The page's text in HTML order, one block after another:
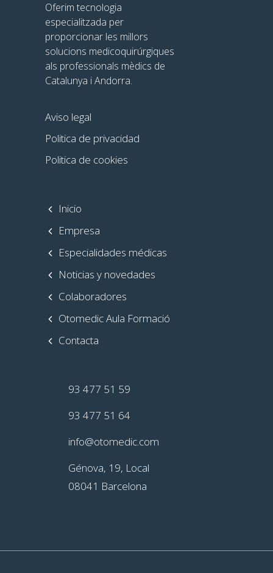
Oferim tecnologia
especialitzada per
proporcionar les millors
solucions medicoquirúrgiques
als professionals mèdics de
Catalunya i Andorra.
Aviso legal
Politica de privacidad
Politica de cookies
Inicio
Empresa
Especialidades médicas
Noticias y novedades
Colaboradores
Otomedic Aula Formació
Contacta
93 477 51 59
93 477 51 64
info@otomedic.com
Génova, 19, Local
08041 Barcelona